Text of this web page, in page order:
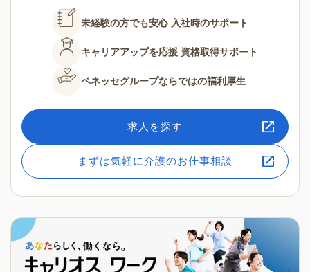
未経験の方でも安心 入社時のサポート
キャリアアップを応援 資格取得サポート
ベネッセグループならではの福利厚生
求人を探す
まずは気軽に介護のお仕事相談